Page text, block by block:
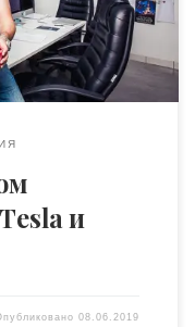
пример
и
08.06.2019